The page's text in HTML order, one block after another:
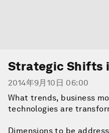
Strategic Shifts
2014年9月10日 06:00
What trends, business
technologies are
Dimensions to be